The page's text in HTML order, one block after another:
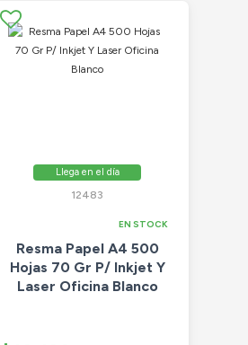
Llega en el día
12483
EN STOCK
Resma Papel A4 500
Hojas 70 Gr P/ Inkjet Y
Laser Oficina Blanco